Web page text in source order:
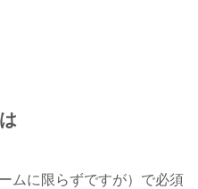
ムに限らずですが）で必須